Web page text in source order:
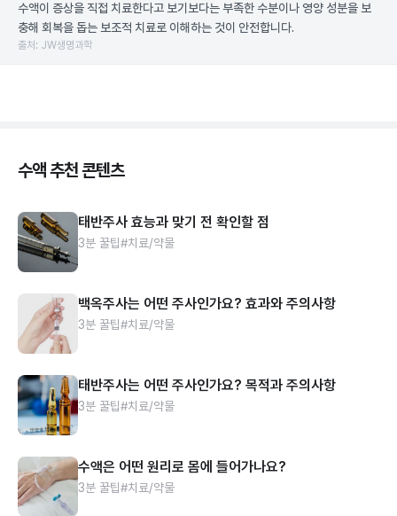
수액이 증상을 직접 치료한다고 보기보다는 부족한 수분이나 영양 성분을 보
충해 회복을 돕는 보조적 치료로 이해하는 것이 안전합니다.
출처: JW생명과학
수액 추천 콘텐츠
태반주사 효능과 맞기 전 확인할 점
3분 꿀팁#치료/약물
백옥주사는 어떤 주사인가요? 효과와 주의사항
3분 꿀팁#치료/약물
태반주사는 어떤 주사인가요? 목적과 주의사항
3분 꿀팁#치료/약물
수액은 어떤 원리로 몸에 들어가나요?
3분 꿀팁#치료/약물